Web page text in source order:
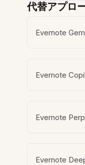
代替アプロ
Evernote
Evernote
Evernote
Evernote